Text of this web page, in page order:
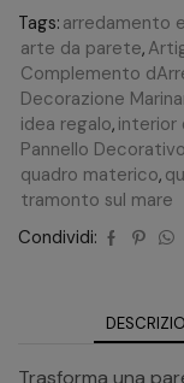
Tags: arredamento
arte da parete,
Complemento
Decorazione
idea regalo, interior
Pannello Decorativo
quadro materico,
tramonto sul mare
Condividi:
Trasforma una